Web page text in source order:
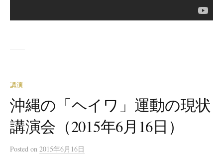
講演
沖縄の「ヘイワ」運動の現状
講演会（2015年6月16日）
Posted on 2015年6月16日